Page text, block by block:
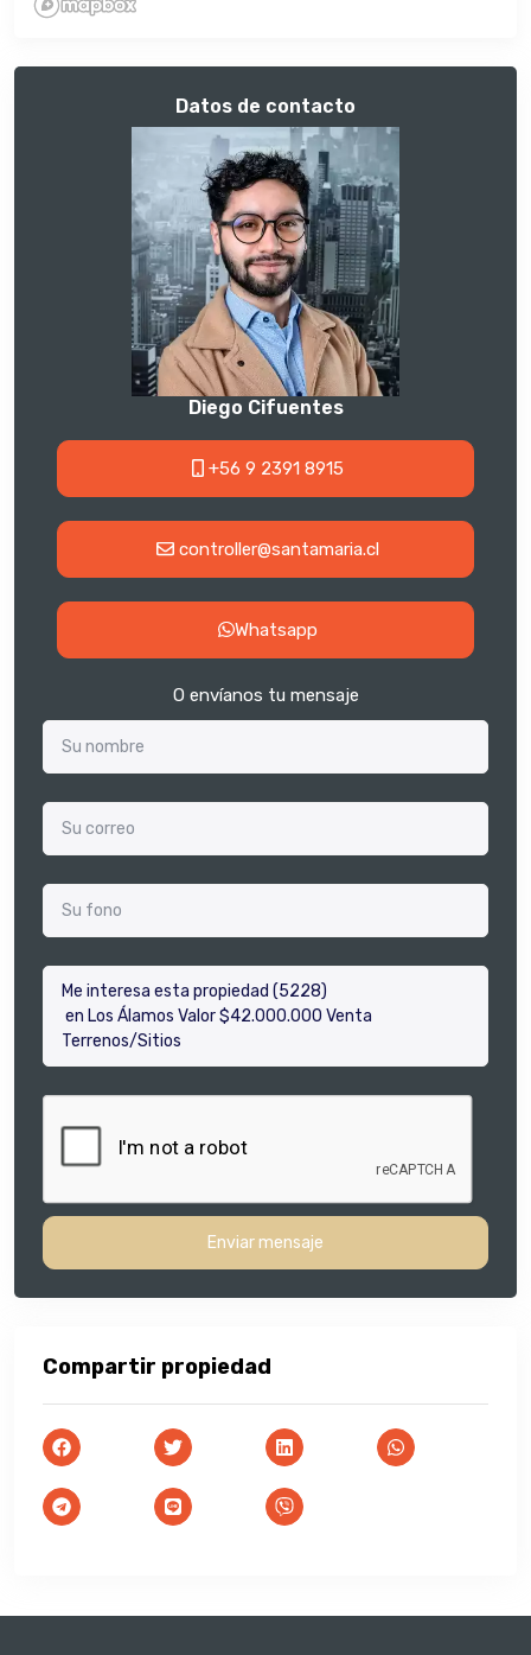
Datos de contacto
Diego Cifuentes
+56 9 2391 8915
controller@santamaria.cl
Whatsapp
O envíanos tu mensaje
Enviar mensaje
Compartir propiedad